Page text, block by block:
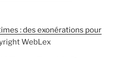
: des exonérations pour
WebLex